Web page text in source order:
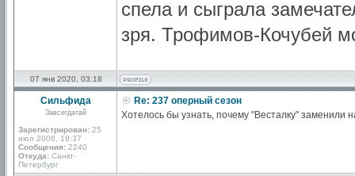
спела и сыграла
зря. Трофимов-Кочубей
07 янв 2020, 03:18
Сильфида
Завсегдатай
Зарегистрирован: 25
июл 2006, 19:37
Сообщения: 2240
Откуда: Санкт-
Петербург
Re: 237 оперный сезон
Хотелось бы узнать, почему "Весталку" заменили